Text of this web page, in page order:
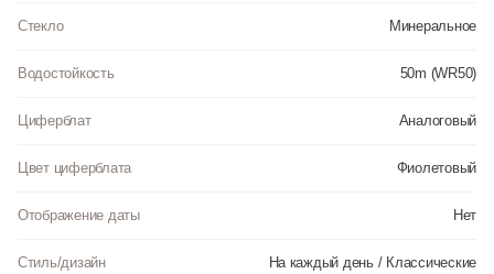
Стекло Минеральное
Водостойкость 50m (WR50)
Циферблат Аналоговый
Цвет циферблата Фиолетовый
Отображение даты Нет
Стиль/дизайн На каждый день / Классические